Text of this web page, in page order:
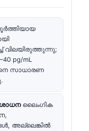
വിലയിരുത്തുന്നു;
pg/mL
നെ സാധാരണ
ലൈംഗിക
അല്ലെങ്കിൽ